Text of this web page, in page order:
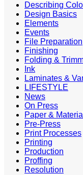
Describing
Design Basics
Elements
Events
File Preparation
Finishing
Folding &
Ink
Laminates &
LIFESTYLE
News
On Press
Paper &
Pre-Press
Print Processes
Printing
Production
Proffing
Resolution